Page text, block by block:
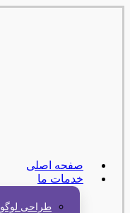
صفحه اصلی
خدمات ما
طراحی لوگو